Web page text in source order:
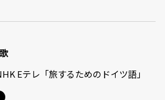
Eテレ「旅するためのドイツ語」